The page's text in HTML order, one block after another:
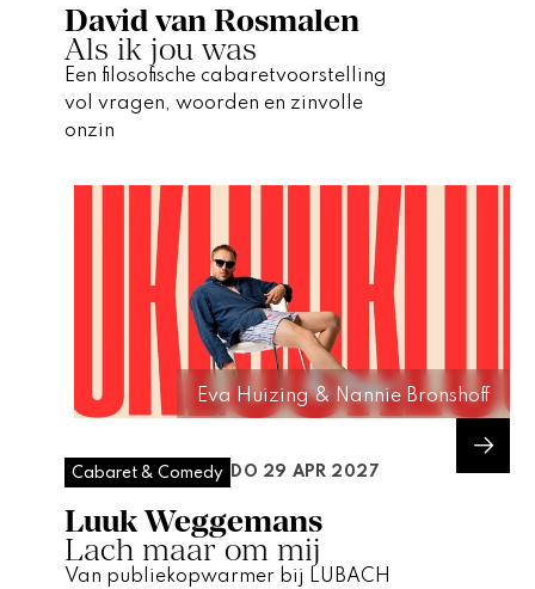
David van Rosmalen
Als ik jou was
Een filosofische cabaretvoorstelling
vol vragen, woorden en zinvolle
onzin
Cabaret & Comedy DO 29 APR 2027
Luuk Weggemans
Lach maar om mij
Van publiekopwarmer bij LUBACH
Eva Huizing & Nannie Bronshoff